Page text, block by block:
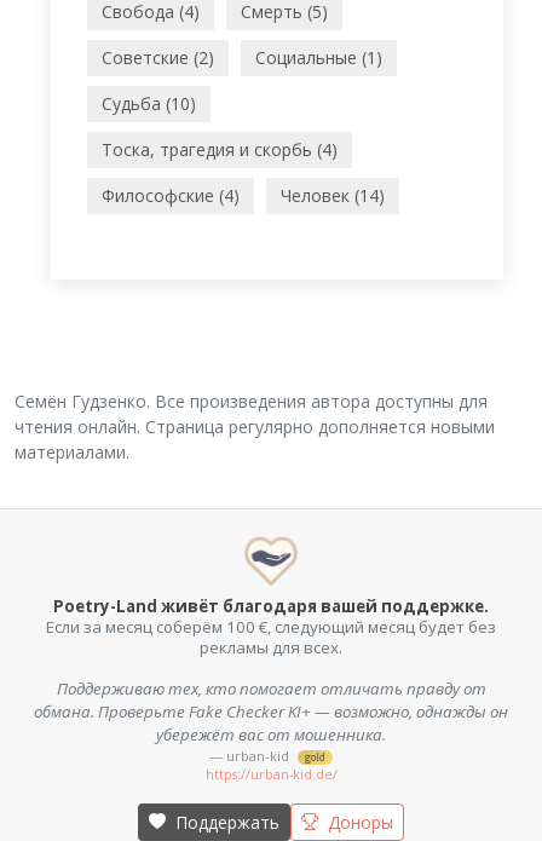
Свобода (4)
Смерть (5)
Советские (2)
Социальные (1)
Судьба (10)
Тоска, трагедия и скорбь (4)
Философские (4)
Человек (14)
Семён Гудзенко. Все произведения автора доступны для
чтения онлайн. Страница регулярно дополняется новыми
материалами.
Poetry-Land живёт благодаря вашей поддержке.
Если за месяц соберём 100 €, следующий месяц будет без
рекламы для всех.
Поддерживаю тех, кто помогает отличать правду от
обмана. Проверьте Fake Checker KI+ — возможно, однажды он
убережёт вас от мошенника.
— urban-kid gold
https://urban-kid.de/
Поддержать Доноры